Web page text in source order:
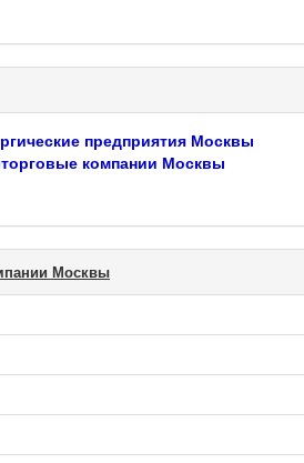
предприятия Москвы
компании Москвы
Москвы